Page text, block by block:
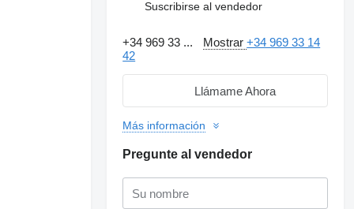
Suscribirse al vendedor
+34 969 33 ... Mostrar+34 969 33 14
42
Llámame Ahora
Más información
Pregunte al vendedor